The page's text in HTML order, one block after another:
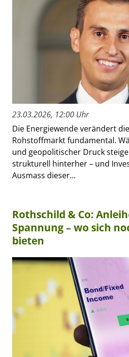
23.03.2026, 12:00 Uhr
Die Energiewende verändert
Rohstoffmarkt fundamental.
und geopolitischer Druck
strukturell hinterher – und
Ausmass dieser...
Rothschild & Co:
Spannung – wo sich
bieten